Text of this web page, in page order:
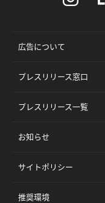
広告について
プレスリリース窓口
プレスリリース一覧
お知らせ
サイトポリシー
推奨環境